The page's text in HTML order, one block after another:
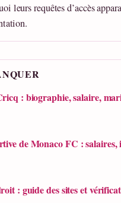
leurs requêtes d’accès
: biographie, salaire,
de Monaco FC : salaires,
: guide des sites et